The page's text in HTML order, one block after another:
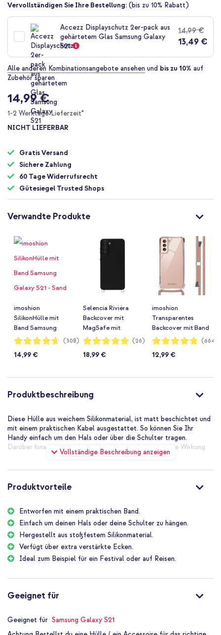
Vervollständigen Sie Ihre Bestellung: (bis zu 10% Rabatt)
Accezz Displayschutz 2er-pack aus
gehärtetem Glas Samsung Galaxy
S21
14,99 €
13,49 €
Alle anderen Kombinationsangebote ansehen und bis zu 10% auf
Zubehör sparen
14,99 €
1-2 Werktage Lieferzeit*
NICHT LIEFERBAR
Gratis Versand
Sichere Zahlung
60 Tage Widerrufsrecht
Gütesiegel Trusted Shops
Verwandte Produkte
imoshion
SilikonHülle mit
Band Samsung
Galaxy S21 - Sand
Bewertung:
93%
(308)
14,99 €
Selencia Rivièra
Backcover mit
MagSafe mit
abnehmbaren Haken
S21 - Velvet Black
Bewertung:
98%
(26)
18,99 €
imoshion
Transparentes
Backcover mit Band
Samsung Galaxy
Bewertung:
96%
(664)
12,99 €
Produktbeschreibung
Vollständige Beschreibung anzeigen
Diese Hülle aus weichem Silikonmaterial, ist matt beschichtet und
mit einem praktischen Kabel ausgestattet. So können Sie Ihr
Handy einfach um den Hals oder über die Schulter tragen.
Darüber hinaus bietet die Hülle eine stoßabsorbierende Wirkung.
Produktvorteile
Entworfen mit einem praktischen Band.
Einfach um deinen Hals oder deine Schulter zu hängen.
Hergestellt aus stoßfestem Silikonmaterial.
Verfügt über extra verstärkte Ecken.
Ideal zum Beispiel für ein Festival oder auf Reisen.
Geeignet für
Geeignet für Samsung Galaxy S21